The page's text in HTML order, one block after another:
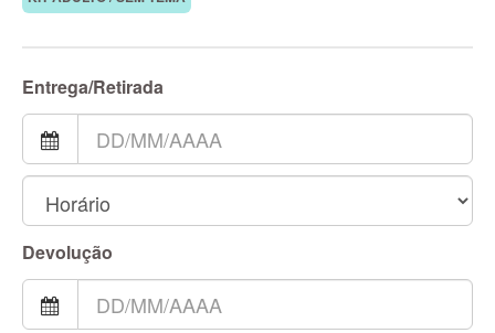
Entrega/Retirada
Devolução